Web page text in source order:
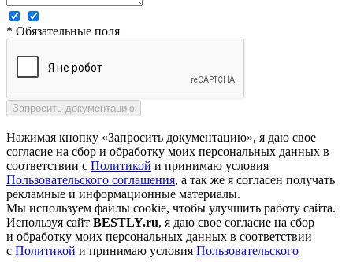
* Обязательные поля
Нажимая кнопку «Запросить документацию», я даю свое
согласие на сбор и обработку моих персональных данных в
соответствии с Политикой и принимаю условия
Пользовательского соглашения, а так же я согласен получать
рекламные и информационные материалы.
Мы используем файлы cookie, чтобы улучшить работу сайта.
Используя сайт BESTLY.ru, я даю свое согласие на сбор
и обработку моих персональных данных в соответствии
с Политикой и принимаю условия Пользовательского